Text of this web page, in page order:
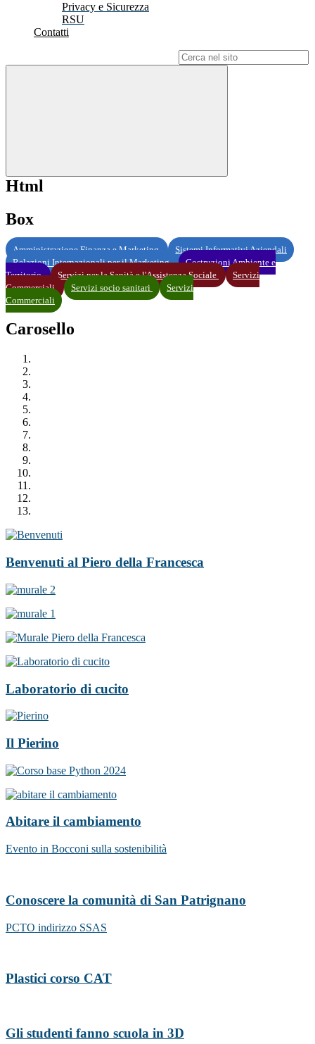
Privacy e Sicurezza
RSU
Contatti
Html
Box
Amministrazione Finanza e Marketing
Sistemi Informativi Aziendali
Relazioni Internazionali per il Marketing
Costruzioni Ambiente e
Territorio
Servizi per la Sanità e l'Assistenza Sociale
Servizi
Commerciali
Servizi socio sanitari
Servizi
Commerciali
Carosello
Benvenuti al Piero della Francesca
Laboratorio di cucito
Il Pierino
Abitare il cambiamento
Evento in Bocconi sulla sostenibilità
Conoscere la comunità di San Patrignano
PCTO indirizzo SSAS
Plastici corso CAT
Gli studenti fanno scuola in 3D